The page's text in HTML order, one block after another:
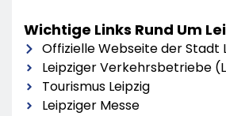
Wichtige Links Rund Um
Offizielle Webseite der Stadt
Leipziger Verkehrsbetriebe
Tourismus Leipzig
Leipziger Messe